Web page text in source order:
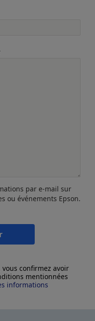
par e-mail sur
ou événements Epson.
confirmez avoir
mentionnées
informations